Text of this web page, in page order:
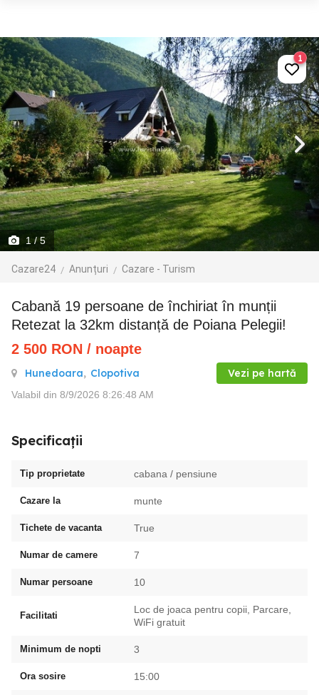
1 / 5
Cazare24 Anunțuri Cazare - Turism
1
Cabană 19 persoane de închiriat în munții
Retezat la 32km distanță de Poiana Pelegii!
2 500 RON / noapte
Hunedoara, Clopotiva Vezi pe hartă
Valabil din 8/9/2026 8:26:48 AM
Specificații
Tip proprietate cabana / pensiune
Cazare la munte
Tichete de vacanta True
Numar de camere 7
Numar persoane 10
Facilitati
Loc de joaca pentru copii, Parcare,
WiFi gratuit
Minimum de nopti 3
Ora sosire 15:00